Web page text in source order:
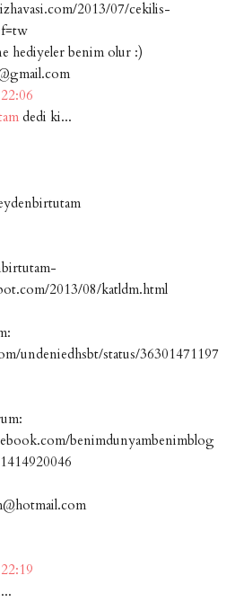
2013/07/cekilis-
hediyeler benim olur :)
dedi ki...
2013/08/katldm.html
undeniedhsbt/status/36301471197
benimdunyambenimblog